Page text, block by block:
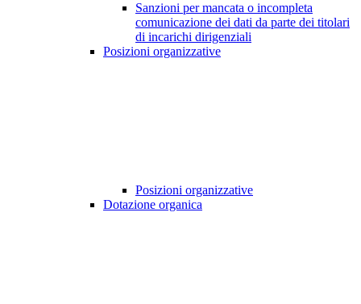
Sanzioni per mancata o incompleta
comunicazione dei dati da parte dei titolari
di incarichi dirigenziali
Posizioni organizzative
Posizioni organizzative
Dotazione organica